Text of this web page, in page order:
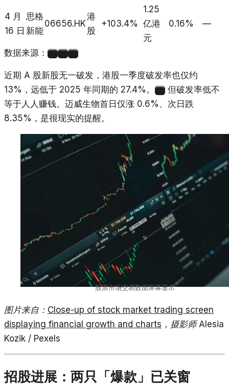
4 月
16 日
思格
新能
06656.HK
港
股
+103.4%
1.25
亿港
元
0.16% —
数据来源：
近期 A 股新股无一破发，港股一季度破发率也仅约
13%，远低于 2025 年同期的 27.4%。
但破发率低不
等于人人赚钱。迈威生物首日仅涨 0.6%、次日跌
8.35%，是很现实的提醒。
股票市场交易数据屏幕显示
图片来自： Close-up of stock market trading screen
displaying financial growth and charts ，摄影师 Alesia
Kozik / Pexels
招股进展：两只「爆款」已关窗